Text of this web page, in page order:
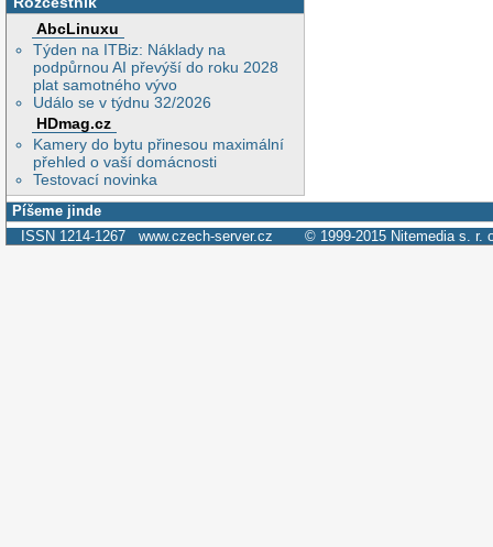
AbcLinuxu
Týden na ITBiz: Náklady na
podpůrnou AI převýší do roku 2028
plat samotného vývo
Událo se v týdnu 32/2026
HDmag.cz
Kamery do bytu přinesou maximální
přehled o vaší domácnosti
Testovací novinka
Píšeme jinde
ISSN 1214-1267 www.czech-server.cz © 1999-2015 Nitemedia s. r.